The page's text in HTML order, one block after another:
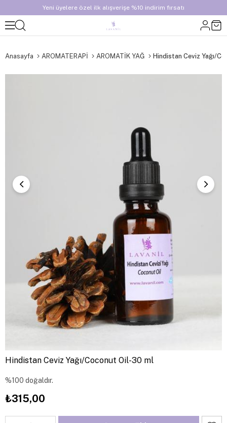
Yeni üyelere özel ilk alışverişe %10 indirim fırsatı
Anasayfa AROMATERAPİ AROMATİK YAĞ Hindistan Ceviz Yağı/
Hindistan Ceviz Yağı/Coconut Oil-30 ml
%100 doğaldır.
₺315,00